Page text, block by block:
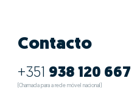
Contacto
+351 938 120 667
(Chamada para a rede móvel nacional)